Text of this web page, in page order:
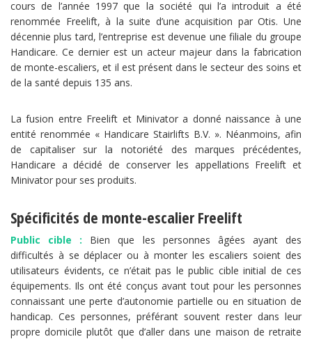
cours de l’année 1997 que la société qui l’a introduit a été
renommée Freelift, à la suite d’une acquisition par Otis. Une
décennie plus tard, l’entreprise est devenue une filiale du groupe
Handicare. Ce dernier est un acteur majeur dans la fabrication
de monte-escaliers, et il est présent dans le secteur des soins et
de la santé depuis 135 ans.
La fusion entre Freelift et Minivator a donné naissance à une
entité renommée « Handicare Stairlifts B.V. ». Néanmoins, afin
de capitaliser sur la notoriété des marques précédentes,
Handicare a décidé de conserver les appellations Freelift et
Minivator pour ses produits.
Spécificités de monte-escalier Freelift
Public cible : Bien que les personnes âgées ayant des
difficultés à se déplacer ou à monter les escaliers soient des
utilisateurs évidents, ce n’était pas le public cible initial de ces
équipements. Ils ont été conçus avant tout pour les personnes
connaissant une perte d’autonomie partielle ou en situation de
handicap. Ces personnes, préférant souvent rester dans leur
propre domicile plutôt que d’aller dans une maison de retraite